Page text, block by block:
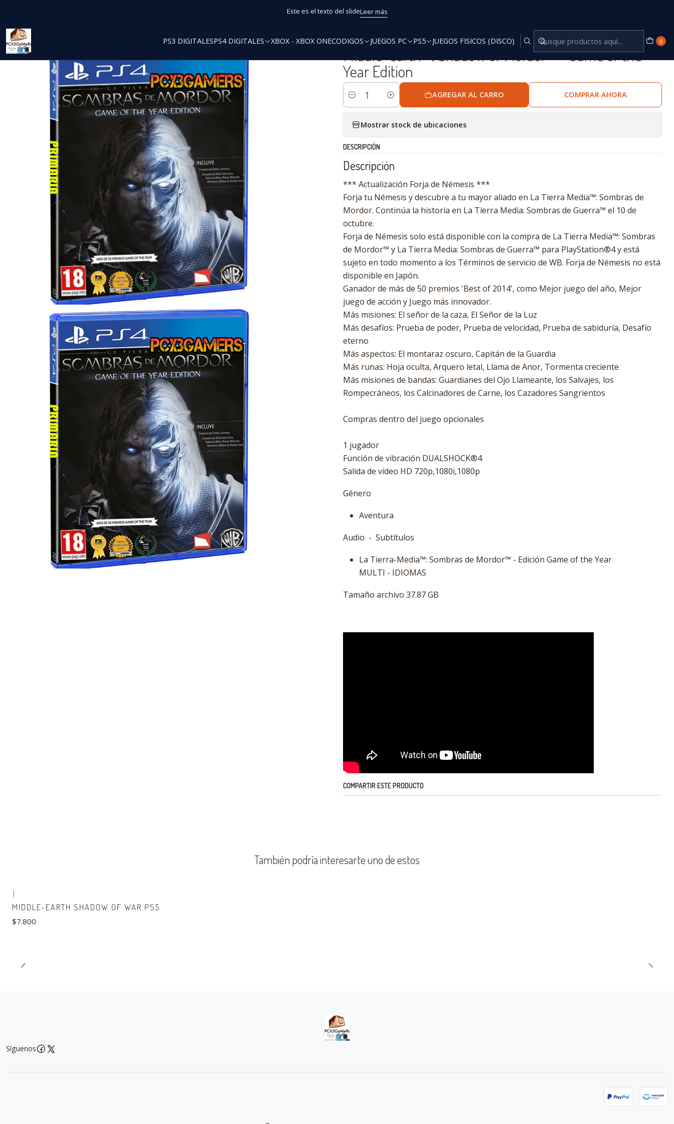
PS3 DIGITALESPS4 DIGITALES XBOX - XBOX ONECODIGOS JUEGOS PC PS5 JUEGOS FISICOS (DISCO) 0
Este es el texto del slideLeer más
Middle-earth™: Shadow of Mordor™ - Game of the Year Edition
|
Middle-earth™: Shadow of Mordor™ - Game of the
Year Edition
Cantidad
AGREGAR AL CARRO COMPRAR AHORA
Mostrar stock de ubicaciones
DESCRIPCIÓN
Descripción
*** Actualización Forja de Némesis ***
Forja tu Némesis y descubre a tu mayor aliado en La Tierra Media™: Sombras de
Mordor. Continúa la historia en La Tierra Media: Sombras de Guerra™ el 10 de
octubre.
Forja de Némesis solo está disponible con la compra de La Tierra Media™: Sombras
de Mordor™ y La Tierra Media: Sombras de Guerra™ para PlayStation®4 y está
sujeto en todo momento a los Términos de servicio de WB. Forja de Némesis no está
disponible en Japón.
Ganador de más de 50 premios 'Best of 2014', como Mejor juego del año, Mejor
juego de acción y Juego más innovador.
Más misiones: El señor de la caza, El Señor de la Luz
Más desafíos: Prueba de poder, Prueba de velocidad, Prueba de sabiduría, Desafío
eterno
Más aspectos: El montaraz oscuro, Capitán de la Guardia
Más runas: Hoja oculta, Arquero letal, Llama de Anor, Tormenta creciente
Más misiones de bandas: Guardianes del Ojo Llameante, los Salvajes, los
Rompecráneos, los Calcinadores de Carne, los Cazadores Sangrientos
Compras dentro del juego opcionales
1 jugador
Función de vibración DUALSHOCK®4
Salida de vídeo HD 720p,1080i,1080p
Género
Aventura
Audio - Subtítulos
La Tierra-Media™: Sombras de Mordor™ - Edición Game of the Year
MULTI - IDIOMAS
Tamaño archivo 37.87 GB
COMPARTIR ESTE PRODUCTO
También podría interesarte uno de estos
|
MIDDLE-EARTH SHADOW OF WAR PS5
$7.800
Síguenos